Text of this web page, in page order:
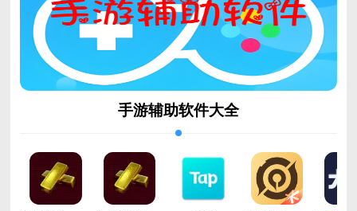
手游辅助软件大全